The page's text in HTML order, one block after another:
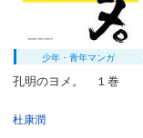
少年・青年マンガ
孔明のヨメ。 １巻
杜康潤